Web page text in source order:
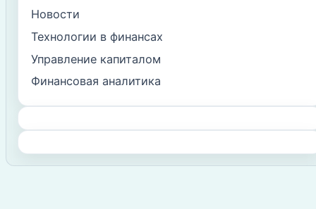
Новости
Технологии в финансах
Управление капиталом
Финансовая аналитика